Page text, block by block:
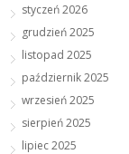
styczeń 2026
grudzień 2025
listopad 2025
październik 2025
wrzesień 2025
sierpień 2025
lipiec 2025